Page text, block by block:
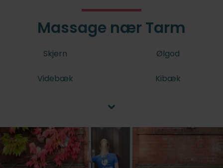
Massage nær Tarm
Skjern Ølgod
Videbæk Kibæk